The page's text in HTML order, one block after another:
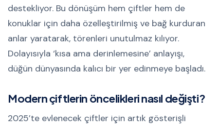
destekliyor. Bu dönüşüm hem çiftler hem de
konuklar için daha özelleştirilmiş ve bağ kurduran
anlar yaratarak, törenleri unutulmaz kılıyor.
Dolayısıyla ‘kısa ama derinlemesine’ anlayışı,
düğün dünyasında kalıcı bir yer edinmeye başladı.
Modern çiftlerin öncelikleri nasıl değişti?
2025’te evlenecek çiftler için artık gösterişli